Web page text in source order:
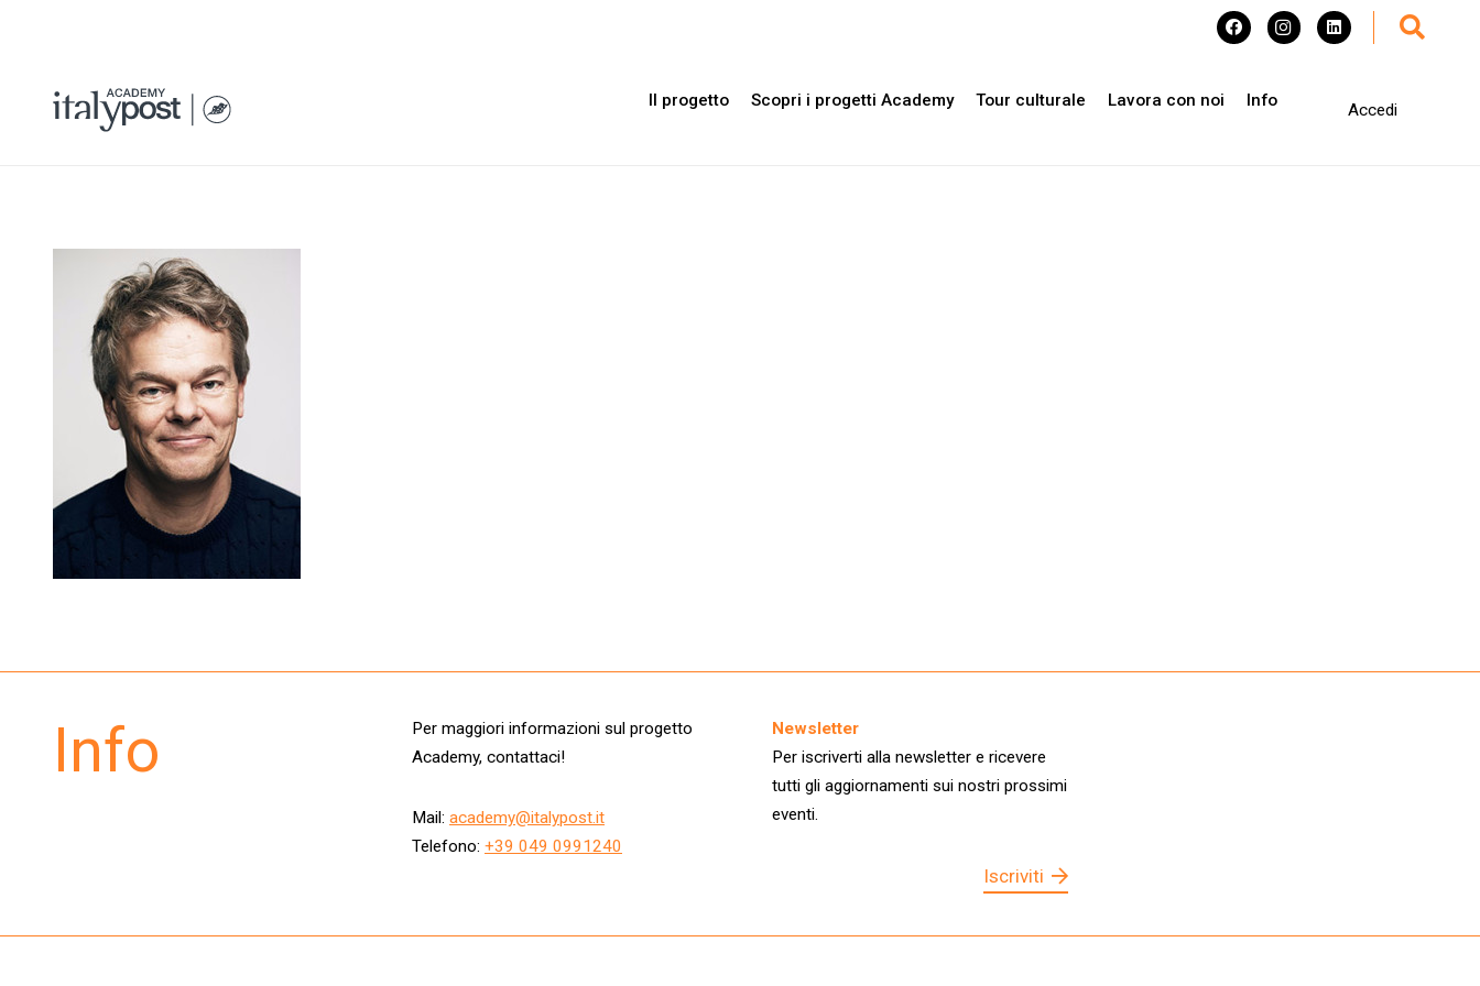
Il progetto Scopri i progetti Academy Tour culturale Lavora con noi Info
Accedi
Info
Per maggiori informazioni sul progetto
Academy, contattaci!
Mail: academy@italypost.it
Telefono: +39 049 0991240
Newsletter
Per iscriverti alla newsletter e ricevere
tutti gli aggiornamenti sui nostri prossimi
eventi.
Iscriviti